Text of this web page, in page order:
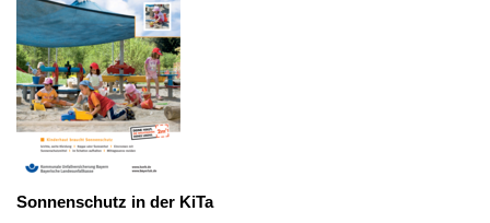
Sonnenschutz in der KiTa